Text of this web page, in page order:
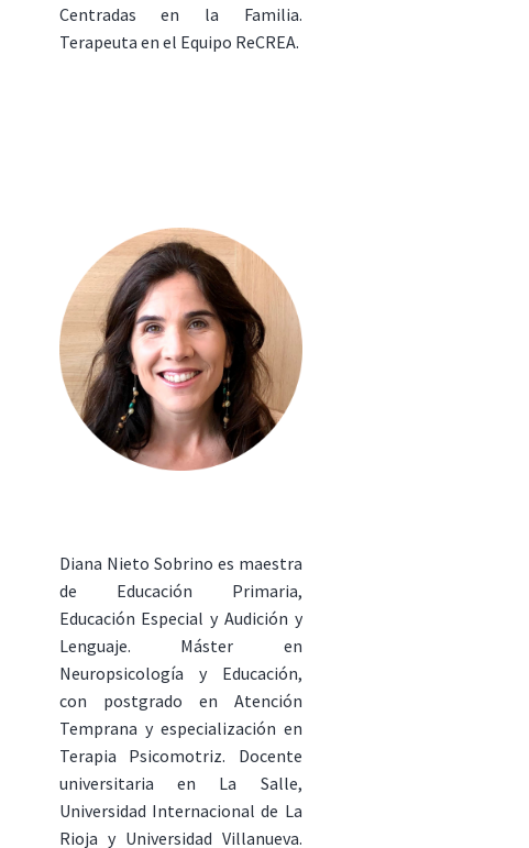
Centradas en la Familia.
Terapeuta en el Equipo ReCREA.
Diana Nieto Sobrino es maestra
de Educación Primaria,
Educación Especial y Audición y
Lenguaje. Máster en
Neuropsicología y Educación,
con postgrado en Atención
Temprana y especialización en
Terapia Psicomotriz. Docente
universitaria en La Salle,
Universidad Internacional de La
Rioja y Universidad Villanueva.